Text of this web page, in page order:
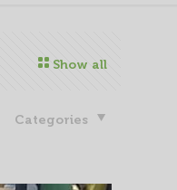
Show all
Categories